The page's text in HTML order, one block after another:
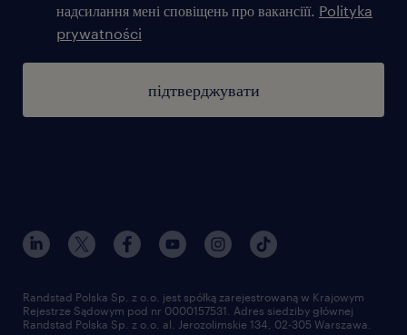
надсилання мені сповіщень про вакансіїї. Polityka
prywatności
підтверджувати
Randstad Polska Sp. z o.o. jest spółką zarejestrowaną w Krajowym
Rejestrze Sądowym pod nr 0000157531. Adres siedziby głównej
Randstad Polska Sp. z o.o. al. Jerozolimskie 134, 02-305 Warszawa.